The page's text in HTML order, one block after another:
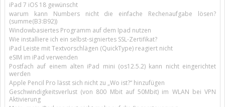
iPad 7 iOS 18 gewünscht
warum kann Numbers nicht die einfache Rechenaufgabe lösen?
(summe(B3:B92))
Windowbasiertes Programm auf dem Ipad nutzen
Wie installiere ich ein selbst-signiertes SSL-Zertifikat?
iPad Leiste mit Textvorschlägen (QuickType) reagiert nicht
eSIM im iPad verwenden
Postfach auf einem alten iPad mini (os12.5.2) kann nicht eingerichtet
werden
Apple Pencil Pro lässt sich nicht zu „Wo ist?“ hinzufügen
Geschwindigkeitsverlust (von 800 Mbit auf 50Mbit) im WLAN bei VPN
Aktivierung